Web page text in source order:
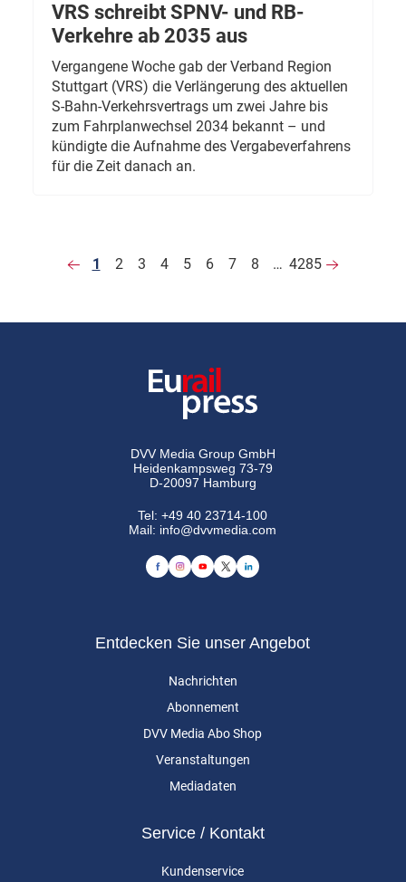
VRS schreibt SPNV- und RB-
Verkehre ab 2035 aus
Vergangene Woche gab der Verband Region
Stuttgart (VRS) die Verlängerung des aktuellen
S-Bahn-Verkehrsvertrags um zwei Jahre bis
zum Fahrplanwechsel 2034 bekannt – und
kündigte die Aufnahme des Vergabeverfahrens
für die Zeit danach an.
1 2 3 4 5 6 7 8 … 4285
DVV Media Group GmbH
Heidenkampsweg 73-79
D-20097 Hamburg
Tel:+49 40 23714-100
Mail: info@dvvmedia.com
Entdecken Sie unser Angebot
Nachrichten
Abonnement
DVV Media Abo Shop
Veranstaltungen
Mediadaten
Service / Kontakt
Kundenservice